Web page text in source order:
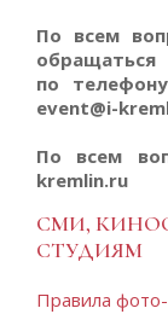
По всем
обращаться
по
event@i-
По всем
kremlin.ru
СМИ,
СТУДИЯМ
Правила